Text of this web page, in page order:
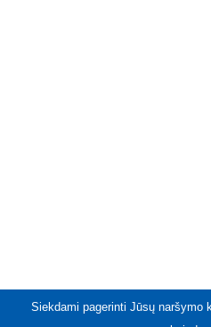
Siekdami pagerinti Jūsų naršymo